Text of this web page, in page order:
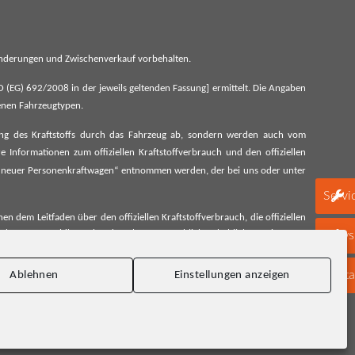
Ablehnen Einstellungen anzeigen
und Zwischenverkauf vorbehalten.
692/2008 in der jeweils geltenden Fassung] ermittelt. Die Angaben
Fahrzeugtypen.
des Kraftstoffs durch das Fahrzeug ab, sondern werden auch vom
Informationen zum offiziellen Kraftstoffverbrauch und den offiziellen
Personenkraftwagen“ entnommen werden, der bei uns oder unter
dem Leitfaden über den offiziellen Kraftstoffverbrauch, die offiziellen
Automobil Treuhand GmbH unentgeltlich erhältlich, sowie unter